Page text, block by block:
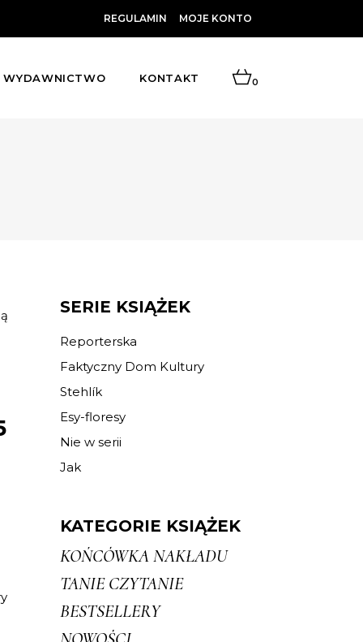
REGULAMIN MOJE KONTO
WYDAWNICTWO KONTAKT 0
SERIE KSIĄŻEK
Reporterska
Faktyczny Dom Kultury
Stehlík
Esy-floresy
Nie w serii
Jak
KATEGORIE KSIĄŻEK
KOŃCÓWKA NAKŁADU
TANIE CZYTANIE
BESTSELLERY